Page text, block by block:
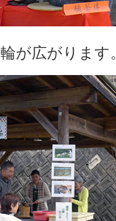
が広がります